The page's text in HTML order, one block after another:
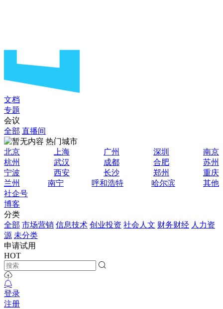
文档
专题
会议
全部 直播间
热门城市
北京
上海 广州 深圳
南京
杭州
武汉 成都 合肥
苏州
宁波
西安 长沙 郑州
重庆
兰州
南宁 呼和浩特 哈尔滨
其他
社企号
博客
分类
全部 市场营销 信息技术 创业投资 社会人文 财务财经 人力资
源 未分类
申请试用
HOT
登录
注册